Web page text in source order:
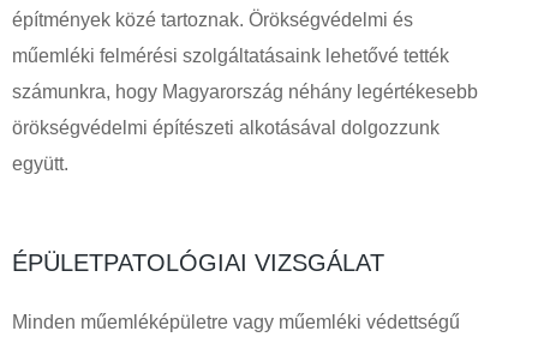
építmények közé tartoznak. Örökségvédelmi és
műemléki felmérési szolgáltatásaink lehetővé tették
számunkra, hogy Magyarország néhány legértékesebb
örökségvédelmi építészeti alkotásával dolgozzunk
együtt.
ÉPÜLETPATOLÓGIAI VIZSGÁLAT
Minden műemléképületre vagy műemléki védettségű